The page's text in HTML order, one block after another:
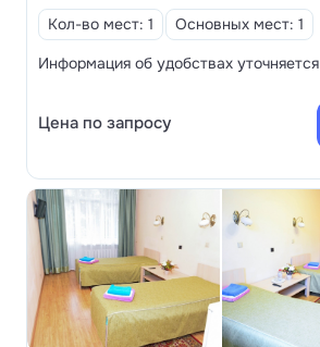
Кол-во мест: 1
Основных мест: 1
Информация об удобствах уточняется
Цена по запросу